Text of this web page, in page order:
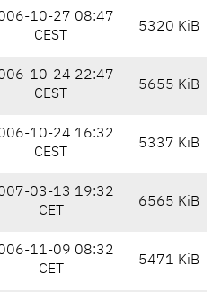
10-27 08:47
CEST
5320 KiB
10-24 22:47
CEST
5655 KiB
10-24 16:32
CEST
5337 KiB
03-13 19:32
CET
6565 KiB
11-09 08:32
CET
5471 KiB